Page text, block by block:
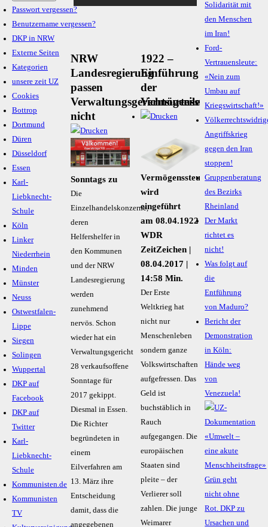
Passwort vergessen?
Benutzername vergessen?
DKP in NRW
Externe Seiten
Kategorien
unsere zeit UZ
Cookies
Bottrop
Dortmund
Düren
Düsseldorf
Essen
Karl-
Liebknecht-
Schule
Köln
Linker
Niederrhein
Minden
Münster
Neuss
Ostwestfalen-
Lippe
Siegen
Solingen
Wuppertal
DKP auf
Facebook
DKP auf
Twitter
Karl-
Liebknecht-
Schule
Kommunisten.de
Kommunisten
TV
NRW
Landesregierung
passen
Verwaltungsgerichtsurteile
nicht
Sonntags zu
Die
Einzelhandelskonzerne,
deren
Helfershelfer in
den Kommunen
und der NRW
Landesregierung
werden
zunehmend
nervös. Schon
wieder hat ein
Verwaltungsgericht
28 verkaufsoffene
Sonntage für
2017 gekippt.
Diesmal in Essen.
Die Richter
begründeten in
einem
Eilverfahren am
13. März ihre
Entscheidung
damit, dass die
angegebenen
1922 –
Einführung
der
Vermögenssteuer
Vermögenssteuer
wird
eingeführt
am 08.04.1922
WDR
ZeitZeichen |
08.04.2017 |
14:58 Min.
Der Erste
Weltkrieg hat
nicht nur
Menschenleben
sondern ganze
Volkswirtschaften
aufgefressen. Das
Geld ist
buchstäblich in
Rauch
aufgegangen. Die
europäischen
Staaten sind
pleite – der
Verlierer soll
zahlen. Die junge
Weimarer
Solidarität mit
den Menschen
im Iran!
Ford-
Vertrauensleute:
«Nein zum
Umbau auf
Kriegswirtschaft!»
Angriffskrieg
gegen den Iran
stoppen!
Gruppenberatung
des Bezirks
Rheinland
Der Markt
richtet es
nicht!
Was folgt auf
die
Entführung
von Maduro?
Bericht der
Demonstration
in Köln:
Hände weg
von
Venezuela!